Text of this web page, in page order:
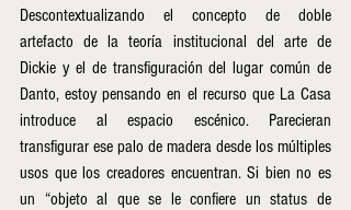
Descontextualizando el concepto de doble
artefacto de la teoría institucional del arte de
Dickie y el de transfiguración del lugar común de
Danto, estoy pensando en el recurso que La Casa
introduce al espacio escénico. Parecieran
transfigurar ese palo de madera desde los múltiples
usos que los creadores encuentran. Si bien no es
un “objeto al que se le confiere un status de